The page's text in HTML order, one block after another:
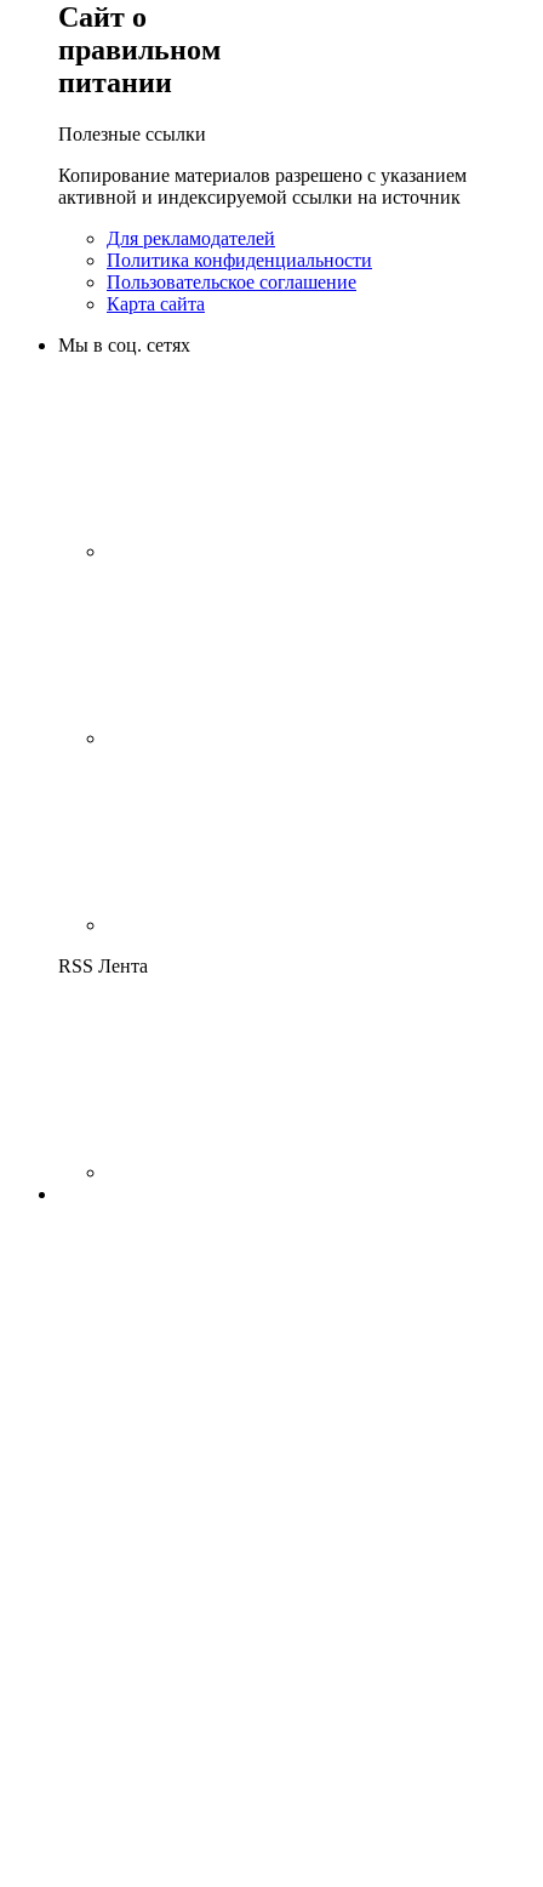
Сайт о
правильном
питании
Полезные ссылки
Копирование материалов разрешено с указанием
активной и индексируемой ссылки на источник
Для рекламодателей
Политика конфиденциальности
Пользовательское соглашение
Карта сайта
Мы в соц. сетях
RSS Лента